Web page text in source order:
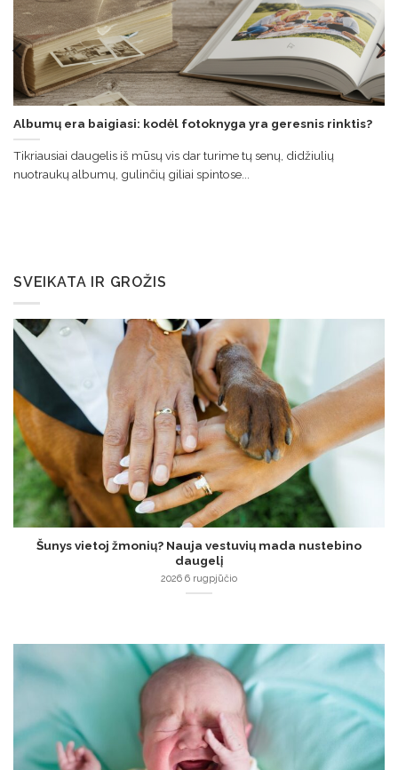
Albumų era baigiasi: kodėl fotoknyga yra geresnis rinktis?
Tikriausiai daugelis iš mūsų vis dar turime tų senų, didžiulių
nuotraukų albumų, gulinčių giliai spintose...
SVEIKATA IR GROŽIS
Šunys vietoj žmonių? Nauja vestuvių mada nustebino
daugelį
2026 6 rugpjūčio